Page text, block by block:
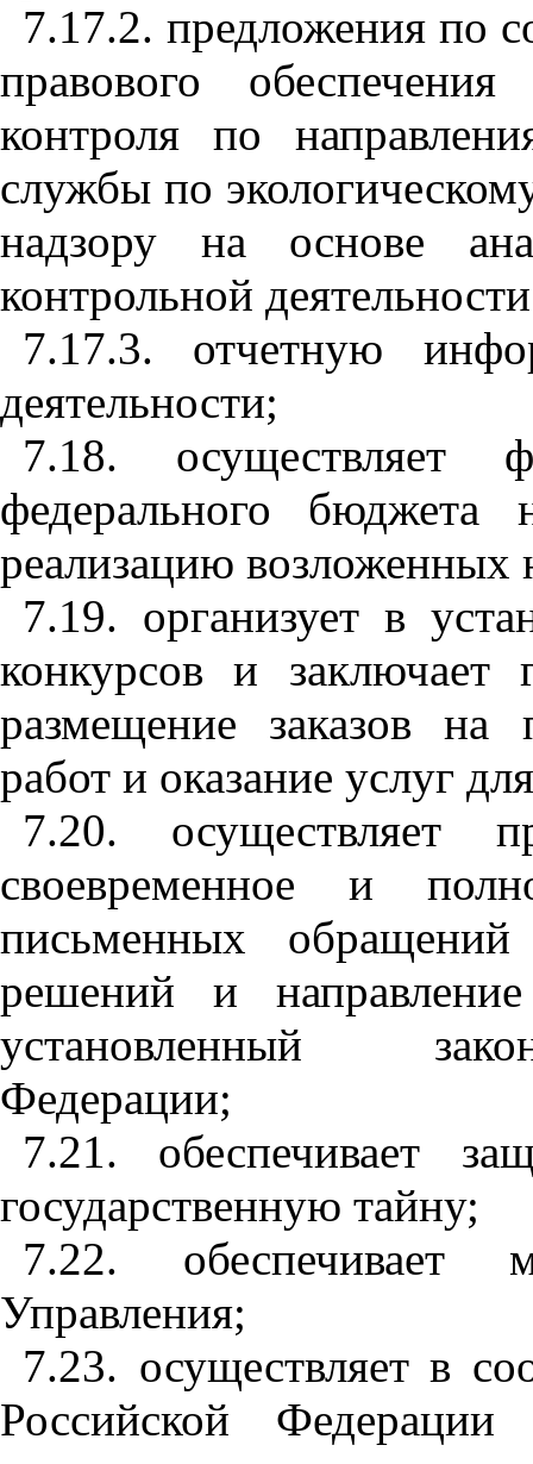
7.17.2. предложения по
правового
контроля по
службы по
надзору на основе
контрольной
7.17.3. отчетную
деятельности;
7.18. осуществляет
федерального
реализацию возложенных
7.19. организует в
конкурсов и заключает
размещение заказов на
работ и оказание услуг
7.20. осуществляет
своевременное и
письменных
решений и
установленный
Федерации;
7.21. обеспечивает
государственную тайну;
7.22. обеспечивает
Управления;
7.23. осуществляет в
Российской